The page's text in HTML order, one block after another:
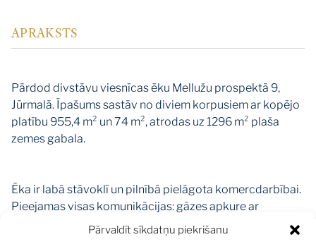
Pārvaldīt sīkdatņu piekrišanu
APRAKSTS
Pārdod divstāvu viesnīcas ēku Mellužu prospektā 9,
Jūrmalā. Īpašums sastāv no diviem korpusiem ar kopējo
platību 955,4 m² un 74 m², atrodas uz 1296 m² plaša
zemes gabala.
Ēka ir labā stāvoklī un pilnībā pielāgota komercdarbībai.
Pieejamas visas komunikācijas: gāzes apkure ar
individuālu katlu, elektrība, centrālais ūdens un
kanalizācija, kā arī apsardzes un videonovērošanas